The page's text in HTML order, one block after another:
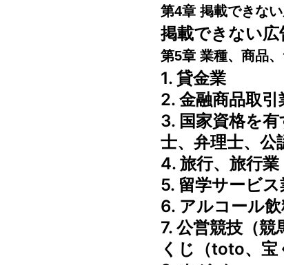
第4章 掲載できな
掲載できない広
第5章 業種、商品
1. 貸金業
2. 金融商品取
3. 国家資格を
士、弁理士、公
4. 旅行、旅行業
5. 留学サービス
6. アルコール飲
7. 公営競技（
くじ（toto、宝